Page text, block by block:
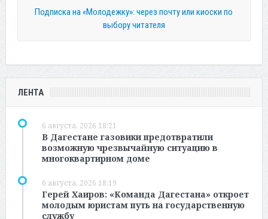
Подписка на «Молодежку»: через почту или киоски по
выбору читателя
ЛЕНТА
6 августа, 2026 18:21
В Дагестане газовики предотвратили
возможную чрезвычайную ситуацию в
многоквартирном доме
6 августа, 2026 18:19
Герей Хаиров: «Команда Дагестана» откроет
молодым юристам путь на государственную
службу